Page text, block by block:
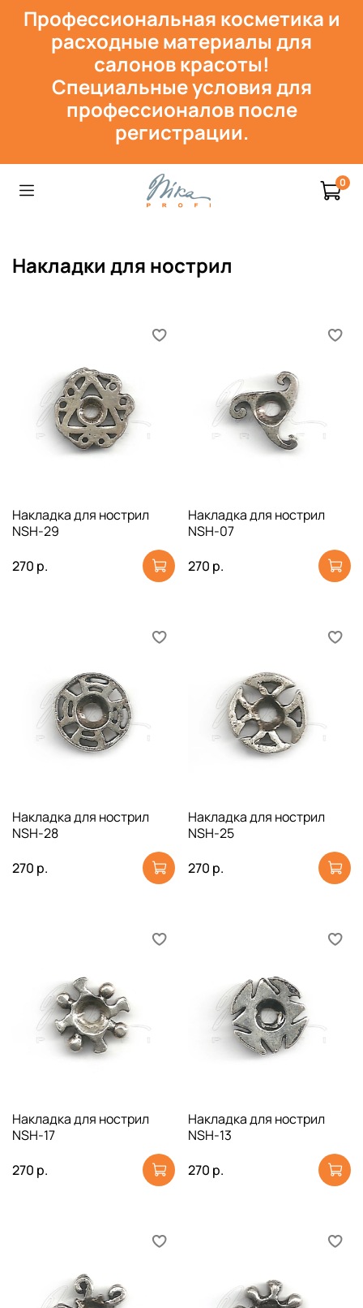
Профессиональная косметика и
расходные материалы для
салонов красоты!
Специальные условия для
профессионалов после
регистрации.
0
Накладки для нострил
Накладка для нострил
NSH-29
270 р.
Накладка для нострил
NSH-07
270 р.
Накладка для нострил
NSH-28
270 р.
Накладка для нострил
NSH-25
270 р.
Накладка для нострил
NSH-17
270 р.
Накладка для нострил
NSH-13
270 р.